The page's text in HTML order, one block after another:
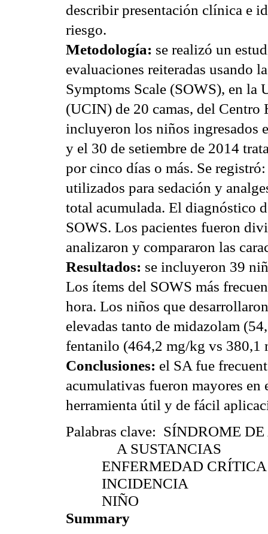
describir presentación clínica e
riesgo.
Metodología: se realizó un
evaluaciones reiteradas usando
Symptoms Scale (SOWS), en la
(UCIN) de 20 camas, del
incluyeron los niños ingresados
y el 30 de setiembre de 2014
por cinco días o más. Se
utilizados para sedación y
total acumulada. El diagnóstico
SOWS. Los pacientes fueron
analizaron y compararon las
Resultados: se incluyeron 39
Los ítems del SOWS más
hora. Los niños que
elevadas tanto de midazolam
fentanilo (464,2 mg/kg vs 380,1
Conclusiones: el SA fue
acumulativas fueron mayores
herramienta útil y de fácil
Palabras clave: SÍNDROME
A SUSTANCIAS
ENFERMEDAD CRÍTICA
INCIDENCIA
NIÑO
Summary